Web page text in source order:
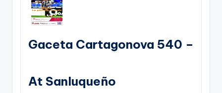
Gaceta Cartagonova 540 –
At Sanluqueño